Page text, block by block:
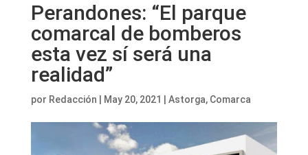
Perandones: “El parque
comarcal de bomberos
esta vez sí será una
realidad”
por Redacción May 20, 2021 Astorga, Comarca